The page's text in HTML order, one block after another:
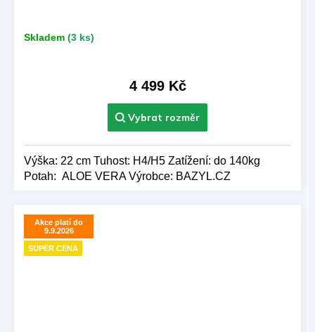
Skladem (3 ks)
4 499 Kč
Výška: 22 cm Tuhost: H4/H5 Zatížení: do 140kg
Potah: ALOE VERA Výrobce: BAZYL.CZ
Akce platí do
9.9.2026
SUPER CENA